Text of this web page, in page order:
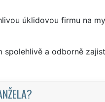
úklidovou firmu na
spolehlivě a odborně